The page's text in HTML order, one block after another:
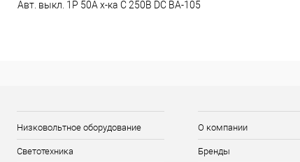
Авт. выкл. 1P 50A х-ка C 250В DC ВА-105
Низковольтное оборудование
Светотехника
О компании
Бренды